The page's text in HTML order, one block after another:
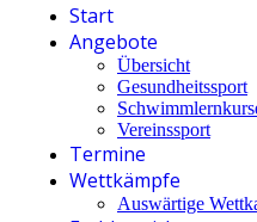
Start
Angebote
Übersicht
Gesundheitssport
Vereinssport
Termine
Wettkämpfe
Auswärtige